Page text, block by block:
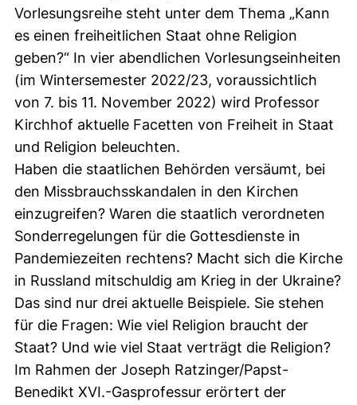
Vorlesungsreihe steht unter dem Thema „Kann
es einen freiheitlichen Staat ohne Religion
geben?“ In vier abendlichen Vorlesungseinheiten
(im Wintersemester 2022/23, voraussichtlich
von 7. bis 11. November 2022) wird Professor
Kirchhof aktuelle Facetten von Freiheit in Staat
und Religion beleuchten.
Haben die staatlichen Behörden versäumt, bei
den Missbrauchsskandalen in den Kirchen
einzugreifen? Waren die staatlich verordneten
Sonderregelungen für die Gottesdienste in
Pandemiezeiten rechtens? Macht sich die Kirche
in Russland mitschuldig am Krieg in der Ukraine?
Das sind nur drei aktuelle Beispiele. Sie stehen
für die Fragen: Wie viel Religion braucht der
Staat? Und wie viel Staat verträgt die Religion?
Im Rahmen der Joseph Ratzinger/Papst-
Benedikt XVI.-Gasprofessur erörtert der